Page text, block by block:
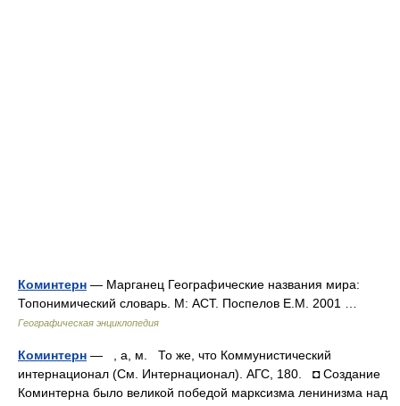
Коминтерн — Марганец Географические названия мира:
Топонимический словарь. М: АСТ. Поспелов Е.М. 2001 …
Географическая энциклопедия
Коминтерн — , а, м. То же, что Коммунистический
интернационал (См. Интернационал). АГС, 180. ◘ Создание
Коминтерна было великой победой марксизма ленинизма над